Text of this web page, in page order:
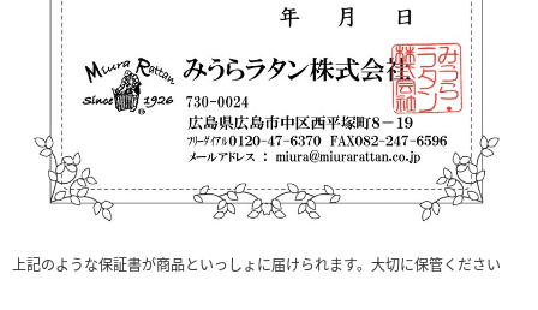
上記のような保証書が商品といっしょに届けられます。大切に保管ください